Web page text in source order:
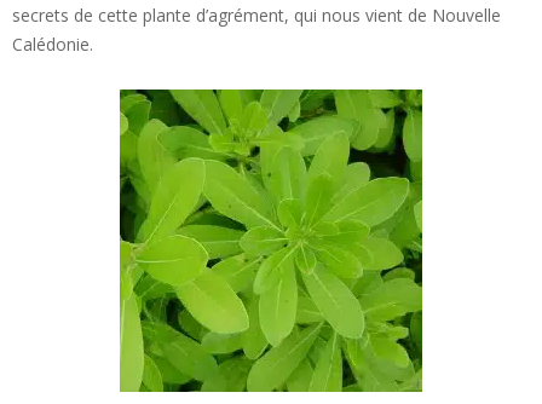
secrets de cette plante d’agrément, qui nous vient de Nouvelle
Calédonie.